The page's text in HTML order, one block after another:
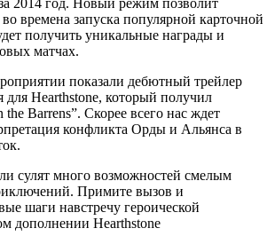
времена запуска популярной карточной
получить уникальные награды и
матчах.
показали дебютный трейлер
для Hearthstone, который получил
the Barrens”. Скорее всего нас ждет
конфликта Орды и Альянса в
сулят много возможностей смелым
Примите вызов и
шаги навстречу героической
дополнении Hearthstone